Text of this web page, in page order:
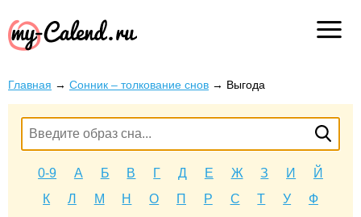
Главная → Сонник – толкование снов → Выгода
0-9 А Б В Г Д Е Ж З И
Й
К
Л М Н О П Р С Т У
Ф